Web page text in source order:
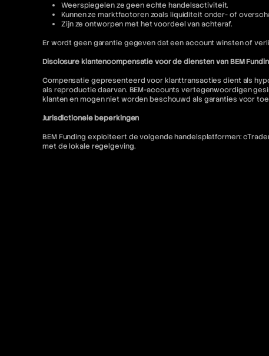
Weerspiegelen ze geen echte handelsactiviteit.
Kunnen ze marktfactoren zoals liquiditeit onder- of
Zijn ze ontworpen met het voordeel van achteraf.
Er wordt geen garantie gegeven dat een account winsten of
Disclosure klantencompensatie voor de diensten van BEM
Compensatie gepresenteerd voor klanttransacties dient als
als reproductie daarvan. BEM-accounts vertegenwoordigen
klanten en mogen niet worden beschouwd als garanties voor
Jurisdictionele beperkingen
BEM Funding exploiteert de volgende handelsplatformen:
met de lokale regelgeving.